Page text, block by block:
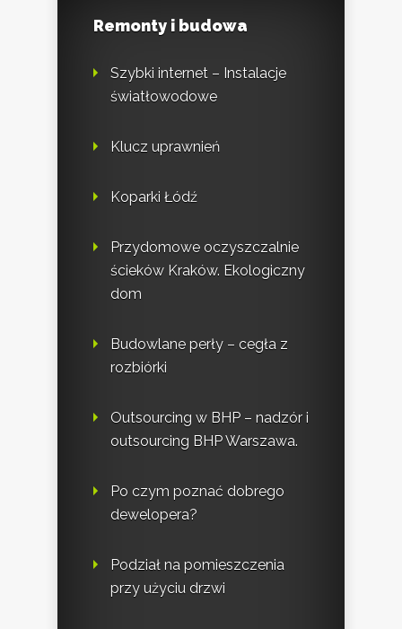
Remonty i budowa
Szybki internet – Instalacje
światłowodowe
Klucz uprawnień
Koparki Łódź
Przydomowe oczyszczalnie
ścieków Kraków. Ekologiczny
dom
Budowlane perły – cegła z
rozbiórki
Outsourcing w BHP – nadzór i
outsourcing BHP Warszawa.
Po czym poznać dobrego
dewelopera?
Podział na pomieszczenia
przy użyciu drzwi